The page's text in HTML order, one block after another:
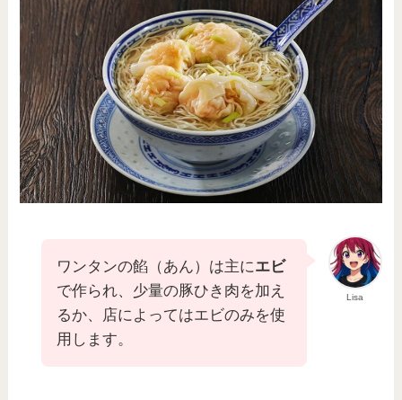
Lisa
ワンタンの餡（あん）は主にエビ
で作られ、少量の豚ひき肉を加え
るか、店によってはエビのみを使
用します。